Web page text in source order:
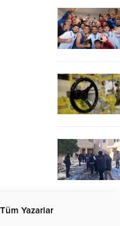
Tüm Yazarlar